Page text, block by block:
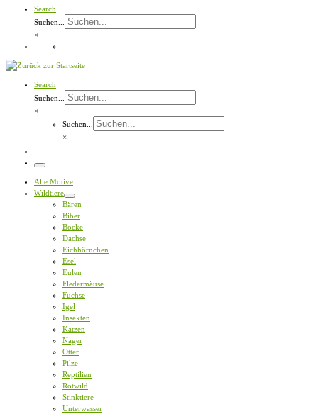
Search
Suchen...
×
Search
Suchen...
×
Suchen...
×
Menü
Alle Motive
Wildtiere
Bären
Biber
Böcke
Dachse
Eichhörnchen
Esel
Eulen
Fledermäuse
Füchse
Igel
Insekten
Katzen
Nager
Otter
Pilze
Reptilien
Rotwild
Stinktiere
Unterwasser